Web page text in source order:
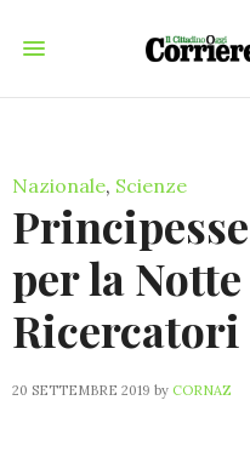
Nazionale, Scienze
per la
Ricercatori
20 SETTEMBRE 2019 by CORNAZ